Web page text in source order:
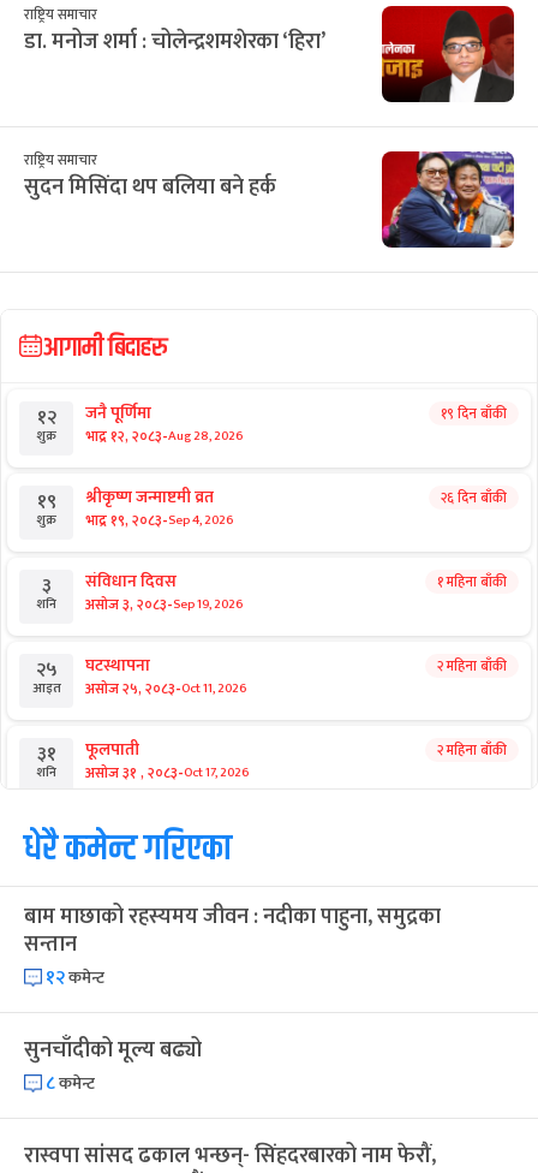
राष्ट्रिय समाचार
डा. मनोज शर्मा : चोलेन्द्रशमशेरका ‘हिरा’
राष्ट्रिय समाचार
सुदन मिसिंदा थप बलिया बने हर्क
आगामी बिदाहरु
१२
शुक्र
जनै पूर्णिमा
भाद्र १२, २०८३-Aug 28, 2026
१९ दिन बाँकी
१९
शुक्र
श्रीकृष्ण जन्माष्टमी व्रत
भाद्र १९, २०८३-Sep 4, 2026
२६ दिन बाँकी
३
शनि
संविधान दिवस
असोज ३, २०८३-Sep 19, 2026
१ महिना बाँकी
२५
आइत
घटस्थापना
असोज २५, २०८३-Oct 11, 2026
२ महिना बाँकी
३१
शनि
फूलपाती
असोज ३१ , २०८३-Oct 17, 2026
२ महिना बाँकी
१
आइत
कार्तिक सङ्क्रान्ति
कार्तिक १, २०८३-Oct 18, 2026
३
मंगल
महानवमी २ महिना बाँकी
४
५ पापा‌ङ्कुशा एकादशी व्रत
धेरै कमेन्ट गरिएका
बाम माछाको रहस्यमय जीवन : नदीका पाहुना, समुद्रका
सन्तान
१२कमेन्ट
सुनचाँदीको मूल्य बढ्यो
८कमेन्ट
रास्वपा सांसद ढकाल भन्छन्- सिंहदरबारको नाम फेरौं,